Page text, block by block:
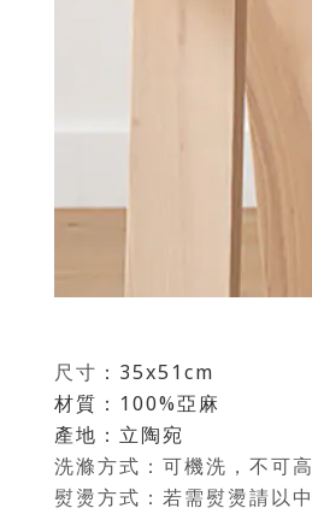
尺寸 ： 35x51cm
材質：100%亞麻
產地：立陶宛
洗滌方式：可機洗，不可
熨燙方式：若需熨燙請以